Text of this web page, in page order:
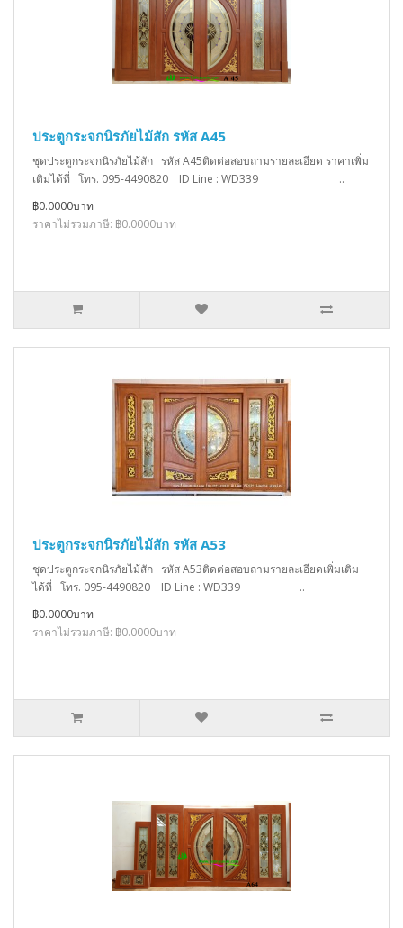
ประตูกระจกนิรภัยไม้สัก รหัส A45
ชุดประตูกระจกนิรภัยไม้สัก รหัส A45ติดต่อสอบถามรายละเอียด ราคาเพิ่ม
เติมได้ที่ โทร. 095-4490820 ID Line : WD339 ..
฿0.0000บาท
ราคาไม่รวมภาษี: ฿0.0000บาท
ประตูกระจกนิรภัยไม้สัก รหัส A53
ชุดประตูกระจกนิรภัยไม้สัก รหัส A53ติดต่อสอบถามรายละเอียดเพิ่มเติม
ได้ที่ โทร. 095-4490820 ID Line : WD339 ..
฿0.0000บาท
ราคาไม่รวมภาษี: ฿0.0000บาท